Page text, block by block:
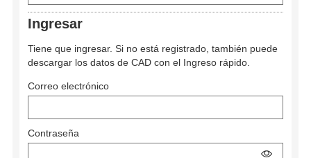
Ingresar
Tiene que ingresar. Si no está registrado, también puede
descargar los datos de CAD con el Ingreso rápido.
Correo electrónico
Contraseña